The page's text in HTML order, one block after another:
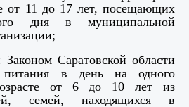
от 11 до 17 лет, посещающих
дня в муниципальной
Саратовской области
питания в день на одного
от 6 до 10 лет из
семей, находящихся в